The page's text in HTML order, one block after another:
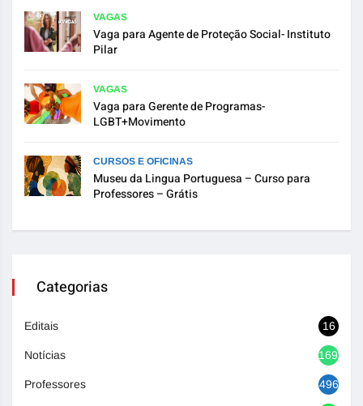
VAGAS
Vaga para Agente de Proteção Social- Instituto
Pilar
VAGAS
Vaga para Gerente de Programas-
LGBT+Movimento
CURSOS E OFICINAS
Museu da Lingua Portuguesa – Curso para
Professores – Grátis
Categorias
Editais 16
Notícias 1692
Professores 496